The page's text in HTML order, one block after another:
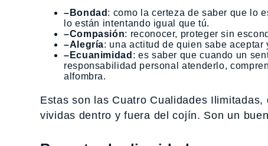
–Bondad : como la certeza de saber que lo
lo están intentando igual que tú.
–Compasión: reconocer, proteger sin
–Alegría: una actitud de quien sabe
–Ecuanimidad : es saber que cuando un
responsabilidad personal atenderlo,
alfombra.
Estas son las Cuatro Cualidades
vividas dentro y fuera del cojín. Son un